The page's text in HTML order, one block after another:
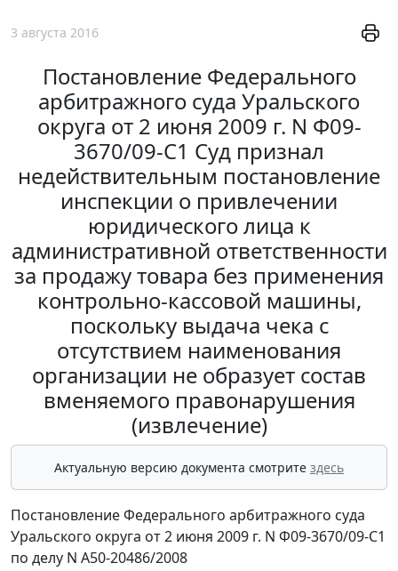
3 августа 2016
Постановление Федерального
арбитражного суда Уральского
округа от 2 июня 2009 г. N Ф09-
3670/09-С1 Суд признал
недействительным постановление
инспекции о привлечении
юридического лица к
административной ответственности
за продажу товара без применения
контрольно-кассовой машины,
поскольку выдача чека с
отсутствием наименования
организации не образует состав
вменяемого правонарушения
(извлечение)
Актуальную версию документа смотрите здесь
Постановление Федерального арбитражного суда
Уральского округа от 2 июня 2009 г. N Ф09-3670/09-С1
по делу N А50-20486/2008